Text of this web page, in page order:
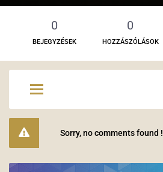
0
BEJEGYZÉSEK
0
HOZZÁSZÓLÁSOK
Sorry, no comments found !